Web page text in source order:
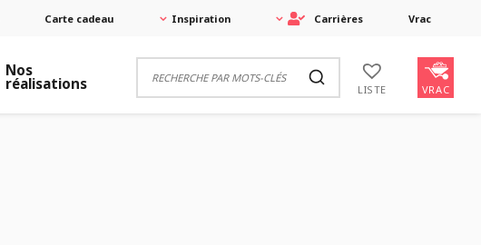
Carte cadeau Inspiration Carrières Vrac
Nos
réalisations LISTE VRAC